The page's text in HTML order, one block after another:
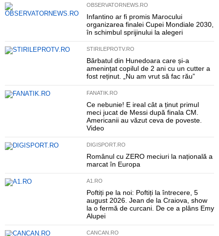
OBSERVATORNEWS.RO
Infantino ar fi promis Marocului
organizarea finalei Cupei Mondiale 2030,
în schimbul sprijinului la alegeri
STIRILEPROTV.RO
Bărbatul din Hunedoara care și-a
amenințat copilul de 2 ani cu un cutter a
fost reținut. „Nu am vrut să fac rău”
FANATIK.RO
Ce nebunie! E ireal cât a ținut primul
meci jucat de Messi după finala CM.
Americanii au văzut ceva de poveste.
Video
DIGISPORT.RO
Românul cu ZERO meciuri la națională a
marcat în Europa
A1.RO
Poftiți pe la noi: Poftiți la întrecere, 5
august 2026. Jean de la Craiova, show
la o fermă de curcani. De ce a plâns Emy
Alupei
CANCAN.RO